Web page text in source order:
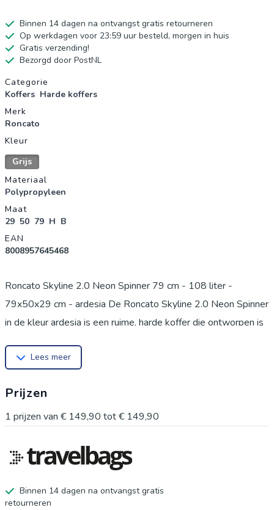
Binnen 14 dagen na ontvangst gratis retourneren
Op werkdagen voor 23:59 uur besteld, morgen in huis
Gratis verzending!
Bezorgd door PostNL
Productgegevens
Categorie
Koffers Harde koffers
Merk
Roncato
Kleur
Grijs
Materiaal
Polypropyleen
Maat
29 50 79 H B
EAN
8008957645468
Roncato Skyline 2.0 Neon Spinner 79 cm - 108 liter -
79x50x29 cm - ardesia De Roncato Skyline 2.0 Neon Spinner
in de kleur ardesia is een ruime, harde koffer die ontworpen is
geeft de koffer een moderne en zakelijke uitstraling. Met een
voor al je bezittingen tijdens een lange vakantie. Omdat dit
een koffer uit de grote categorie is, raden we je aan om voor
controleren bij de luchtvaartmaatschappij waarmee je vliegt. *
Inhoud: 108 liter * Materiaal: Polypropyleen * Slot: TSA-
cijferslot * Aantal wielen: 4 dubbele spinnerwielen * Gewicht:
3,9 kg * Garantie: 5 jaar Voordelen Roncato Skyline 2.0 Neon
Lees meer
Prijzen
1 prijzen van € 149,90 tot€ 149,90
Binnen 14 dagen na ontvangst gratis
retourneren